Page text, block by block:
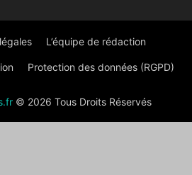
L’équipe de rédaction
Protection des données (RGPD)
© 2026 Tous Droits Réservés